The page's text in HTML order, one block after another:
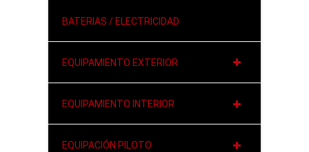
BATERIAS / ELECTRICIDAD
EQUIPAMIENTO EXTERIOR
EQUIPAMIENTO INTERIOR
EQUIPACIÓN PILOTO